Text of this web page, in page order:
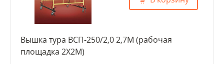
Вышка тура ВСП-250/2,0 2,7М (рабочая
площадка 2Х2М)